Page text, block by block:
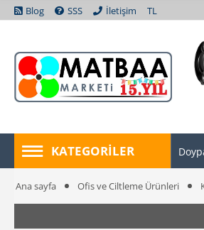
Blog SSS İletişim TL
KATEGORILER
Ana sayfa Ofis ve Ciltleme Ürünleri